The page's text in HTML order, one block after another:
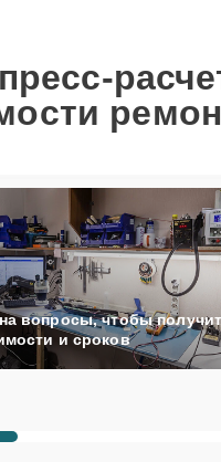
вопросы, чтобы
и сроков